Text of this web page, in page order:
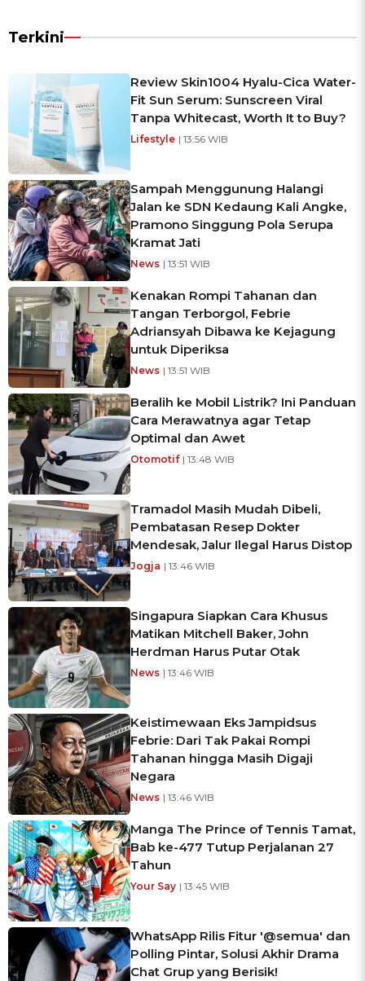
Terkini
Review Skin1004 Hyalu-Cica Water-
Fit Sun Serum: Sunscreen Viral
Tanpa Whitecast, Worth It to Buy?
Lifestyle | 13:56 WIB
Sampah Menggunung Halangi
Jalan ke SDN Kedaung Kali Angke,
Pramono Singgung Pola Serupa
Kramat Jati
News | 13:51 WIB
Kenakan Rompi Tahanan dan
Tangan Terborgol, Febrie
Adriansyah Dibawa ke Kejagung
untuk Diperiksa
News | 13:51 WIB
Beralih ke Mobil Listrik? Ini Panduan
Cara Merawatnya agar Tetap
Optimal dan Awet
Otomotif | 13:48 WIB
Tramadol Masih Mudah Dibeli,
Pembatasan Resep Dokter
Mendesak, Jalur Ilegal Harus Distop
Jogja | 13:46 WIB
Singapura Siapkan Cara Khusus
Matikan Mitchell Baker, John
Herdman Harus Putar Otak
News | 13:46 WIB
Keistimewaan Eks Jampidsus
Febrie: Dari Tak Pakai Rompi
Tahanan hingga Masih Digaji
Negara
News | 13:46 WIB
Manga The Prince of Tennis Tamat,
Bab ke-477 Tutup Perjalanan 27
Tahun
Your Say | 13:45 WIB
WhatsApp Rilis Fitur '@semua' dan
Polling Pintar, Solusi Akhir Drama
Chat Grup yang Berisik!